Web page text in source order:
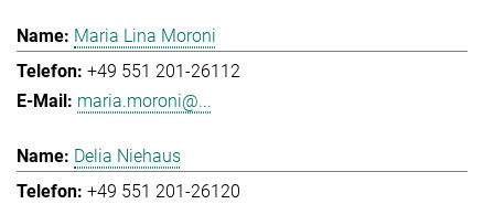
Maria Lina Moroni
+49 551 201-26112
maria.moroni@...
Delia Niehaus
+49 551 201-26120